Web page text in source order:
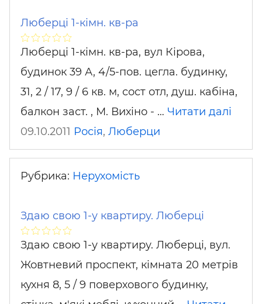
Люберці 1-кімн. кв-ра
Люберці 1-кімн. кв-ра, вул Кірова,
будинок 39 А, 4/5-пов. цегла. будинку,
31, 2 / 17, 9 / 6 кв. м, сост отл, душ. кабіна,
балкон заст. , М. Вихіно - … Читати далі
09.10.2011 Росія, Люберци
Рубрика: Нерухомість
Здаю свою 1-у квартиру. Люберці
Здаю свою 1-у квартиру. Люберці, вул.
Жовтневий проспект, кімната 20 метрів
кухня 8, 5 / 9 поверхового будинку,